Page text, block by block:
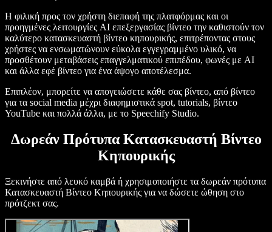
Η φιλική προς τον χρήστη διεπαφή της πλατφόρμας και οι
προηγμένες λειτουργίες AI επεξεργασίας βίντεο την καθιστούν τον
καλύτερο κατασκευαστή βίντεο κηπουρικής, επιτρέποντας στους
χρήστες να ενσωματώνουν εύκολα εγγεγραμμένο υλικό, να
προσθέτουν μεταβάσεις επαγγελματικού επιπέδου, φωνές με AI
και άλλα εφέ βίντεο για ένα άψογο αποτέλεσμα.
Επιπλέον, μπορείτε να απογειώσετε κάθε σας βίντεο, από βίντεο
για τα social media μέχρι διαφημιστικά spot, tutorials, βίντεο
YouTube και πολλά άλλα, με το Speechify Studio.
Δωρεάν Πρότυπα Κατασκευαστή Βίντεο
Κηπουρικής
Ξεκινήστε από λευκό καμβά ή χρησιμοποιήστε τα δωρεάν πρότυπα
Κατασκευαστή Βίντεο Κηπουρικής για να δώσετε ώθηση στο
πρότζεκτ σας.